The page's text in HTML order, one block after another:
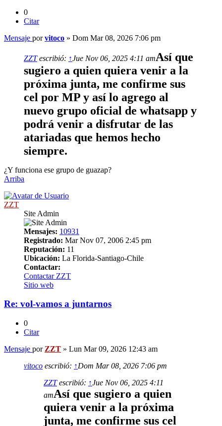
0
Citar
Mensaje porvitoco » Dom Mar 08, 2026 7:06 pm
ZZTescribió: ↑Jue Nov 06, 2025 4:11 amAsí que
sugiero a quien quiera venir a la
próxima junta, me confirme sus
cel por MP y así lo agrego al
nuevo grupo oficial de whatsapp y
podrá venir a disfrutar de las
atariadas que hemos hecho
siempre.
¿Y funciona ese grupo de guazap?
Arriba
ZZT
Site Admin
Mensajes: 10931
Registrado: Mar Nov 07, 2006 2:45 pm
Reputación: 11
Ubicación: La Florida-Santiago-Chile
Contactar:
Contactar ZZT
Sitio web
Re: vol-vamos a juntarnos
0
Citar
Mensaje por ZZT » Lun Mar 09, 2026 12:43 am
vitoco escribió: ↑Dom Mar 08, 2026 7:06 pm
ZZTescribió: ↑Jue Nov 06, 2025 4:11
amAsí que sugiero a quien
quiera venir a la próxima
junta, me confirme sus cel